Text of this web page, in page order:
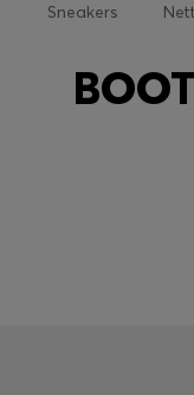
Sneakers